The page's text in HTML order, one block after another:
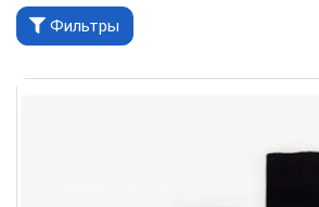
Фильтры